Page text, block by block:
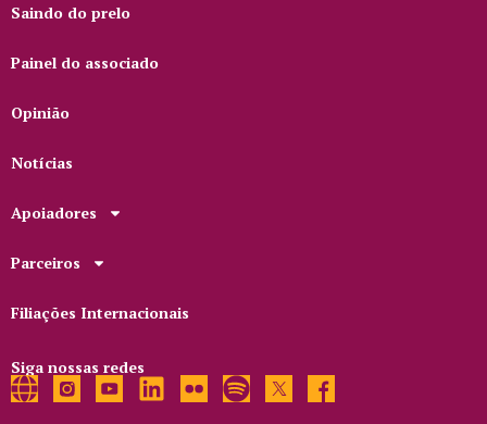
Saindo do prelo
Painel do associado
Opinião
Notícias
Apoiadores
Parceiros
Filiações Internacionais
Siga nossas redes